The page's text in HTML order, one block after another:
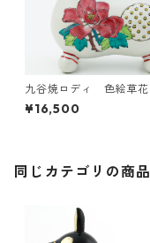
九谷焼ロディ 色絵草花
¥16,500
同じカテゴリの商品